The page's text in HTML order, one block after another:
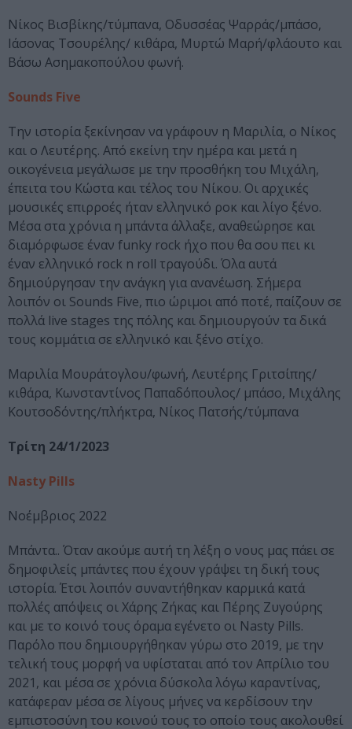
Νίκος Βισβίκης/τύμπανα, Οδυσσέας Ψαρράς/μπάσο,
Ιάσονας Τσουρέλης/ κιθάρα, Μυρτώ Μαρή/φλάουτο και
Βάσω Ασημακοπούλου φωνή.
Sounds Five
Την ιστορία ξεκίνησαν να γράφουν η Μαριλία, ο Νίκος
και ο Λευτέρης. Από εκείνη την ημέρα και μετά η
οικογένεια μεγάλωσε με την προσθήκη του Μιχάλη,
έπειτα του Κώστα και τέλος του Νίκου. Οι αρχικές
μουσικές επιρροές ήταν ελληνικό ροκ και λίγο ξένο.
Μέσα στα χρόνια η μπάντα άλλαξε, αναθεώρησε και
διαμόρφωσε έναν funky rock ήχο που θα σου πει κι
έναν ελληνικό rock n roll τραγούδι. Όλα αυτά
δημιούργησαν την ανάγκη για ανανέωση. Σήμερα
λοιπόν οι Sounds Five, πιο ώριμοι από ποτέ, παίζουν σε
πολλά live stages της πόλης και δημιουργούν τα δικά
τους κομμάτια σε ελληνικό και ξένο στίχο.
Μαριλία Μουράτογλου/φωνή, Λευτέρης Γριτσίπης/
κιθάρα, Κωνσταντίνος Παπαδόπουλος/ μπάσο, Μιχάλης
Κουτσοδόντης/πλήκτρα, Νίκος Πατσής/τύμπανα
Τρίτη 24/1/2023
Nasty Pills
Νοέμβριος 2022
Μπάντα.. Όταν ακούμε αυτή τη λέξη ο νους μας πάει σε
δημοφιλείς μπάντες που έχουν γράψει τη δική τους
ιστορία. Έτσι λοιπόν συναντήθηκαν καρμικά κατά
πολλές απόψεις οι Χάρης Ζήκας και Πέρης Ζυγούρης
και με το κοινό τους όραμα εγένετο οι Nasty Pills.
Παρόλο που δημιουργήθηκαν γύρω στο 2019, με την
τελική τους μορφή να υφίσταται από τον Απρίλιο του
2021, και μέσα σε χρόνια δύσκολα λόγω καραντίνας,
κατάφεραν μέσα σε λίγους μήνες να κερδίσουν την
εμπιστοσύνη του κοινού τους το οποίο τους ακολουθεί